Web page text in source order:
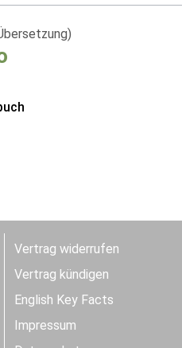
Vertrag widerrufen
Vertrag kündigen
English Key Facts
Impressum